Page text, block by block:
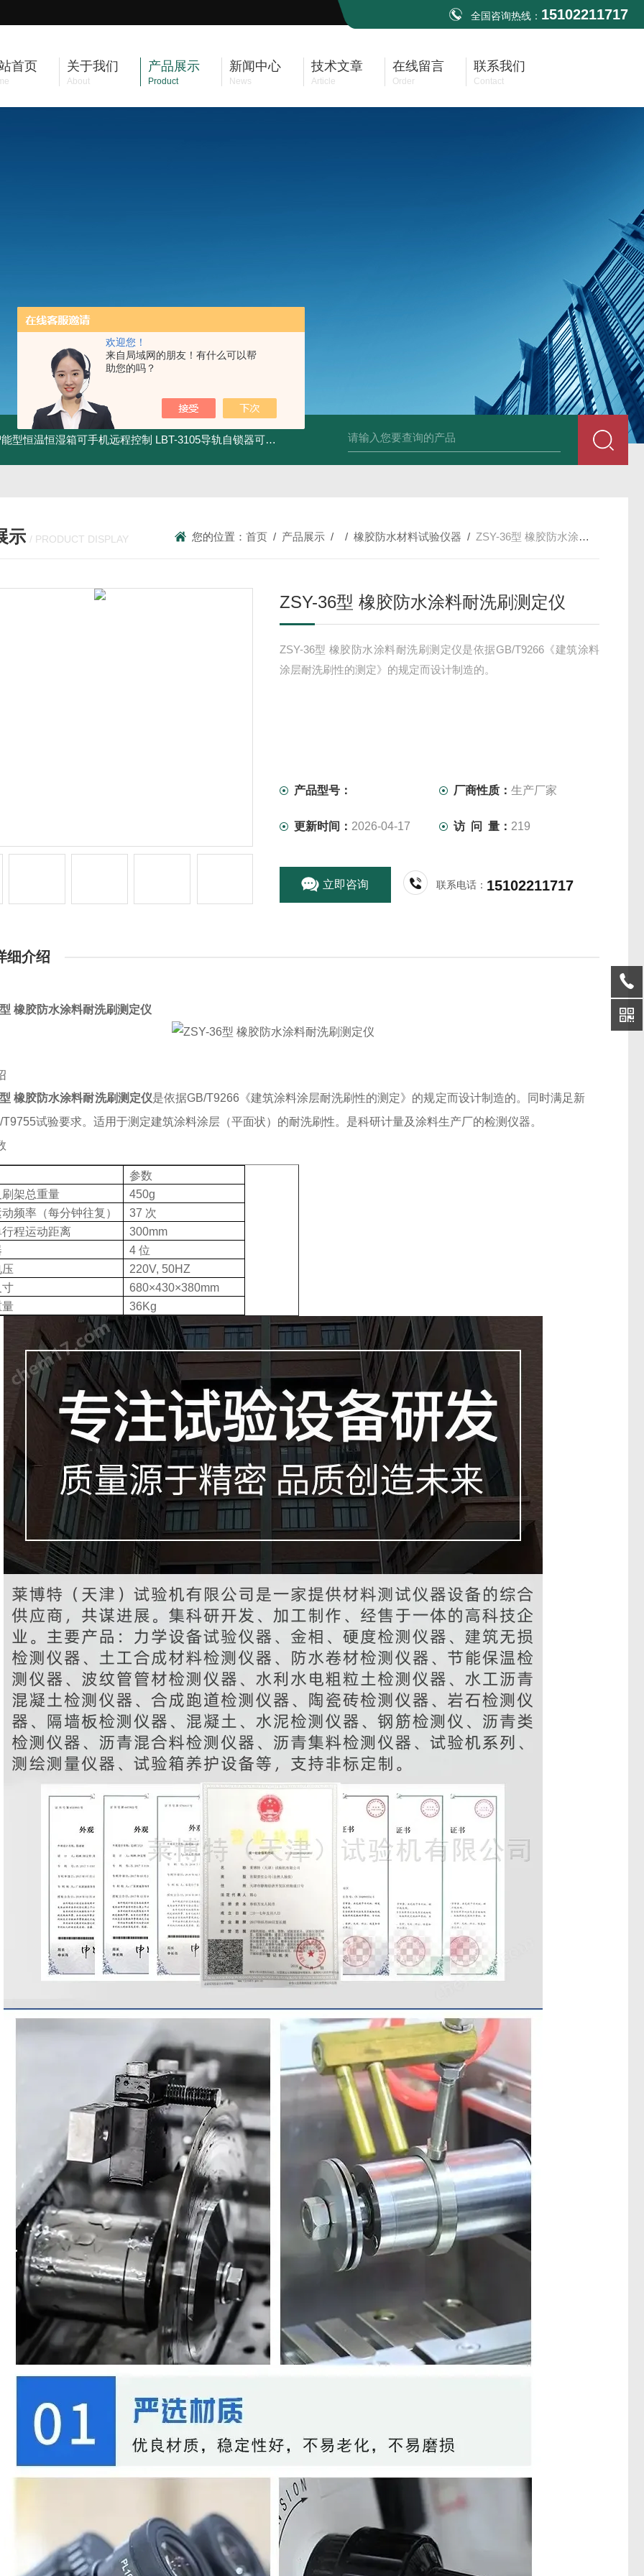
欢迎您！
来自局域网的朋友！有什么可以帮
助您的吗？
全国咨询热线： 15102211717
首页 关于我们
About
产品展示
Product
新闻中心
News
技术文章
Article
在线留言
Order
联系我们
Contact
型恒温恒湿箱可手机远程控制 LBT-3105导轨自锁器可靠性锁止性能试验机 全自动多功能建材冻融试验机（负50度） TG-17A塑料薄
示 / PRODUCT DISPLAY 您的位置：首页 / 产品展示 / /橡胶防水材料试验仪器 / ZSY-36型 橡胶防水涂料耐洗刷测定仪
ZSY-36型 橡胶防水涂料耐洗刷测定仪
ZSY-36型 橡胶防水涂料耐洗刷测定仪是依据GB/T9266《建筑涂料
涂层耐洗刷性的测定》的规定而设计制造的。
产品型号： 厂商性质：生产厂家
更新时间： 2026-04-17 访 问 量： 219
立即咨询 联系电话： 15102211717
细介绍
型 橡胶防水涂料耐洗刷测定仪
型 橡胶防水涂料耐洗刷测定仪是依据GB/T9266 《建筑涂料涂层耐洗刷性的测定》的规定而设计制造的。同时满足新
T9755试验要求。适用于测定建筑涂料涂层（平面状）的耐洗刷性。是科研计量及涂料生产厂的检测仪器。
参数
架总重量
450g
频率（每分钟往复）
37 次
程运动距离
300mm
4位
220V, 50HZ
寸
680×430×380mm
量
36Kg